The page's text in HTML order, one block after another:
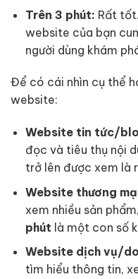
Trên 3 phút: Rất
website của bạn
người dùng khám
Để có cái nhìn cụ thể
website:
Website tin tức/
đọc và tiêu thụ nội
trở lên được xem là
Website thương
xem nhiều sản
phút là một con số
Website dịch vụ/
tìm hiểu thông tin,